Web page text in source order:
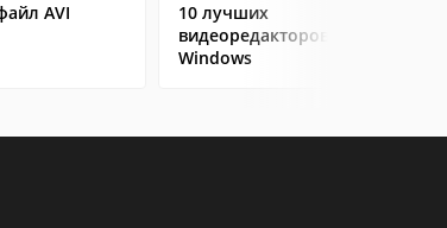
AVI
10 лучших
видеоредакторов на
Windows